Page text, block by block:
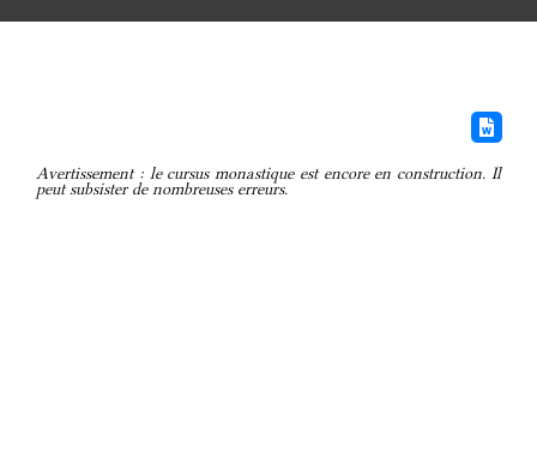
Avertissement : le cursus monastique est encore en construction. Il
peut subsister de nombreuses erreurs.